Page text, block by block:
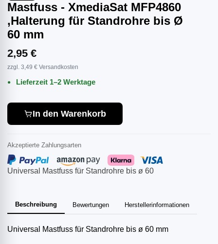
Mastfuss - XmediaSat MFP4860
,Halterung für Standrohre bis Ø
60 mm
Universal Mastfuss für Standrohre bis ø 60
Beschreibung Bewertungen Herstellerinformationen
Universal Mastfuss für Standrohre bis ø 60 mm
2,95 €
zzgl. 3,49 € Versandkosten
Lieferzeit 1–2 Werktage
In den Warenkorb
Akzeptierte Zahlungsarten